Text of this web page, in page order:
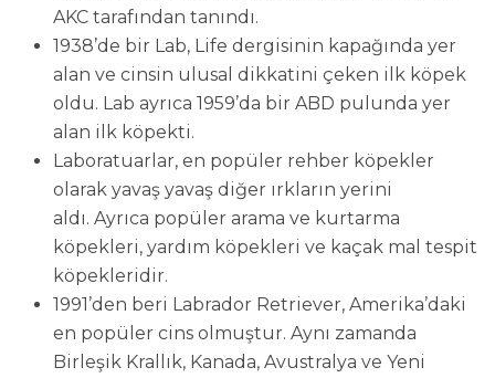
AKC tarafından tanındı.
1938’de bir Lab, Life dergisinin kapağında yer
alan ve cinsin ulusal dikkatini çeken ilk köpek
oldu. Lab ayrıca 1959’da bir ABD pulunda yer
alan ilk köpekti.
Laboratuarlar, en popüler rehber köpekler
olarak yavaş yavaş diğer ırkların yerini
aldı. Ayrıca popüler arama ve kurtarma
köpekleri, yardım köpekleri ve kaçak mal tespit
köpekleridir.
1991’den beri Labrador Retriever, Amerika’daki
en popüler cins olmuştur. Aynı zamanda
Birleşik Krallık, Kanada, Avustralya ve Yeni